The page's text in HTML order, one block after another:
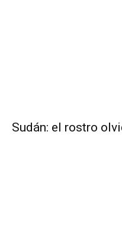
Sudán: el rostro